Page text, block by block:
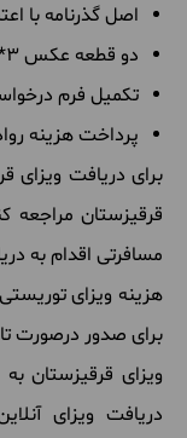
اصل گذرنامه با
دو قطعه عکس 3*4 رنگی جدید
تکمیل فرم
پرداخت هزینه
برای دریافت ویزای
قرقیزستان مراجعه
مسافرتی اقدام به
برای صدور درصورت
ویزای قرقیزستان
دریافت ویزای